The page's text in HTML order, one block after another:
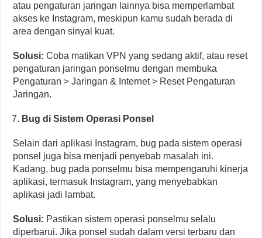
atau pengaturan jaringan lainnya bisa memperlambat
akses ke Instagram, meskipun kamu sudah berada di
area dengan sinyal kuat.
Solusi: Coba matikan VPN yang sedang aktif, atau reset
pengaturan jaringan ponselmu dengan membuka
Pengaturan > Jaringan & Internet > Reset Pengaturan
Jaringan.
Bug di Sistem Operasi Ponsel
Selain dari aplikasi Instagram, bug pada sistem operasi
ponsel juga bisa menjadi penyebab masalah ini.
Kadang, bug pada ponselmu bisa mempengaruhi kinerja
aplikasi, termasuk Instagram, yang menyebabkan
aplikasi jadi lambat.
Solusi: Pastikan sistem operasi ponselmu selalu
diperbarui. Jika ponsel sudah dalam versi terbaru dan